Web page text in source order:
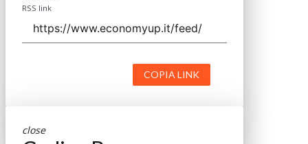
RSS link
COPIA LINK
close